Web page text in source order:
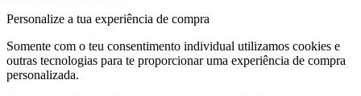
Personalize a tua experiência de compra
Somente com o teu consentimento individual utilizamos cookies e
outras tecnologias para te proporcionar uma experiência de compra
personalizada.